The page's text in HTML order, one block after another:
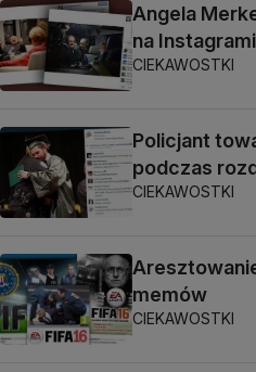
Angela
na
CIEKAWOSTKI
Policjant
podczas
CIEKAWOSTKI
memów
CIEKAWOSTKI